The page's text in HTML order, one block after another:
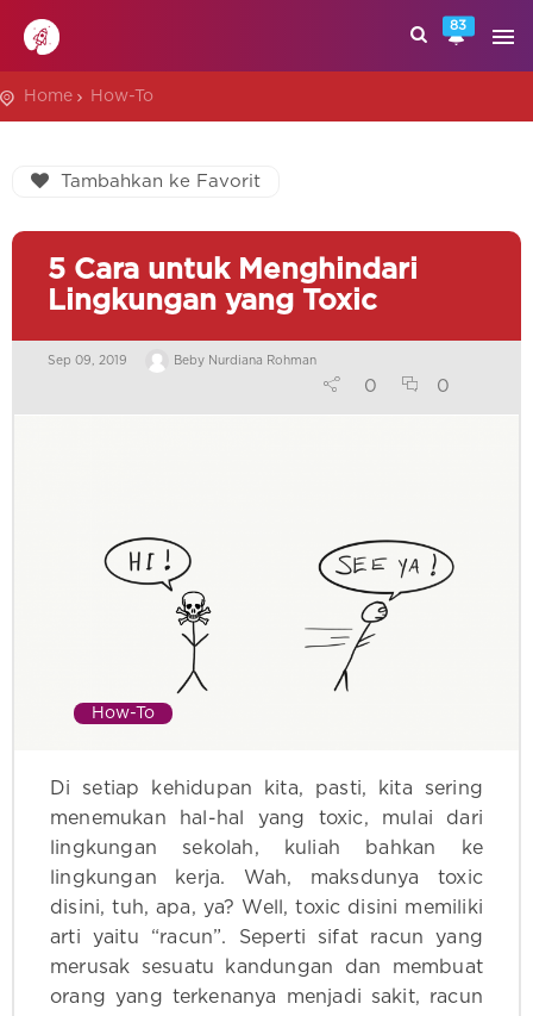
83
Home How-To
Tambahkan ke Favorit
5 Cara untuk Menghindari
Lingkungan yang Toxic
Sep 09, 2019 Beby Nurdiana Rohman
0 0
How-To
Di setiap kehidupan kita, pasti, kita sering
menemukan hal-hal yang toxic, mulai dari
lingkungan sekolah, kuliah bahkan ke
lingkungan kerja. Wah, maksdunya toxic
disini, tuh, apa, ya? Well, toxic disini memiliki
arti yaitu “racun”. Seperti sifat racun yang
merusak sesuatu kandungan dan membuat
orang yang terkenanya menjadi sakit, racun